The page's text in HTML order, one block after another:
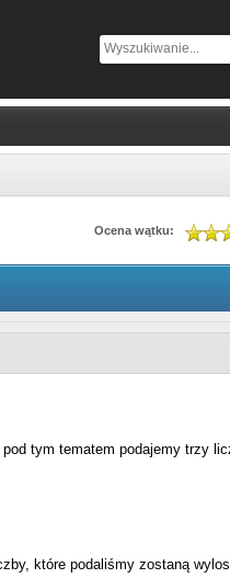
Ocena wątku:
tym tematem podajemy trzy
które podaliśmy zostaną